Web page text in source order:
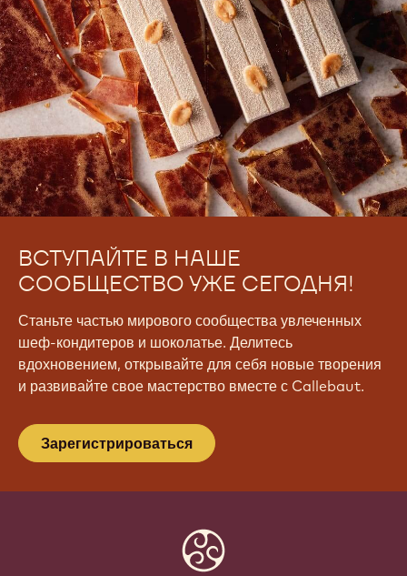
ВСТУПАЙТЕ В НАШЕ
СООБЩЕСТВО УЖЕ СЕГОДНЯ!
Станьте частью мирового сообщества увлеченных
шеф-кондитеров и шоколатье. Делитесь
вдохновением, открывайте для себя новые творения
и развивайте свое мастерство вместе с Callebaut.
Зарегистрироваться